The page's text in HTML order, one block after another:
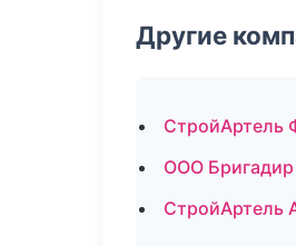
Другие
СтройАртель
ООО Бригадир
СтройАртель